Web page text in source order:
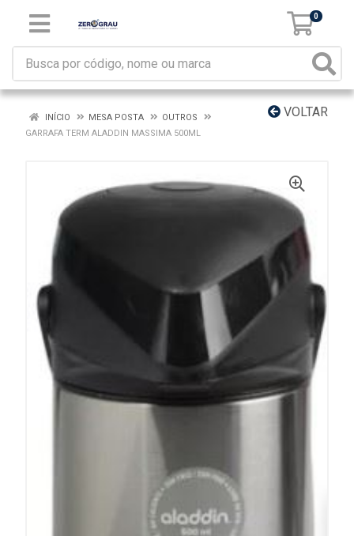
0
VOLTAR
INÍCIO MESA POSTA
OUTROS
GARRAFA TERM ALADDIN MASSIMA 500ML